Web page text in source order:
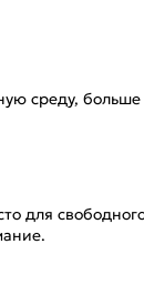
среду,
для